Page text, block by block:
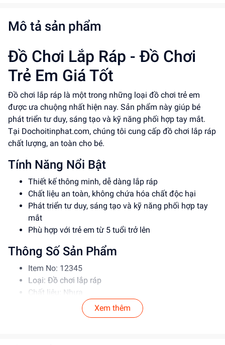
Mô tả sản phẩm
Đồ Chơi Lắp Ráp - Đồ Chơi
Trẻ Em Giá Tốt
Đồ chơi lắp ráp là một trong những loại đồ chơi trẻ em
được ưa chuộng nhất hiện nay. Sản phẩm này giúp bé
phát triển tư duy, sáng tạo và kỹ năng phối hợp tay mắt.
Tại Dochoitinphat.com, chúng tôi cung cấp đồ chơi lắp ráp
chất lượng, an toàn cho bé.
Tính Năng Nổi Bật
Thiết kế thông minh, dễ dàng lắp ráp
Chất liệu an toàn, không chứa hóa chất độc hại
Phát triển tư duy, sáng tạo và kỹ năng phối hợp tay
mắt
Phù hợp với trẻ em từ 5 tuổi trở lên
Thông Số Sản Phẩm
Item No: 12345
Loại: Đồ chơi lắp ráp
Chất liệu: Nhựa
Độ tuổi phù hợp: 5-12 tuổi
Xem thêm